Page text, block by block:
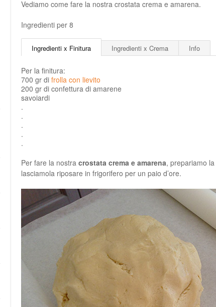
Vediamo come fare la nostra crostata crema e amarena.
Ingredienti per 8
Ingredienti x Finitura Ingredienti x Crema Info
Per la finitura:
700 gr di frolla con lievito
200 gr di confettura di amarene
savoiardi
.
.
.
.
.
Per fare la nostra crostata crema e amarena, prepariamo la
lasciamola riposare in frigorifero per un paio d’ore.